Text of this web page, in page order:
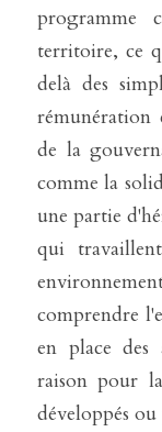
programme
territoire, ce
delà des
rémunération
de la
comme la
une partie
qui
comprendre
en place des
raison pour
développés